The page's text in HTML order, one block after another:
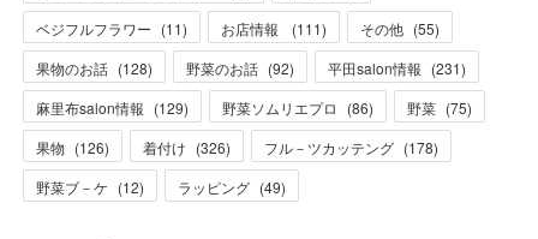
ベジフルフラワー (11) お店情報 (111) その他 (55)
果物のお話 (128) 野菜のお話 (92) 平田salon情報 (231)
麻里布salon情報 (129) 野菜ソムリエプロ (86) 野菜 (75)
果物 (126) 着付け (326) フル－ツカッテング (178)
野菜ブ－ケ (12) ラッピング (49)